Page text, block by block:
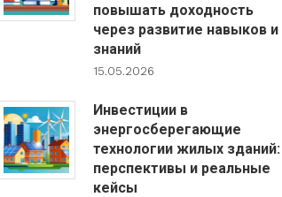
повышать доходность
через развитие навыков и
знаний
15.05.2026
Инвестиции в
энергосберегающие
технологии жилых зданий:
перспективы и реальные
кейсы